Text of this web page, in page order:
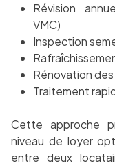
Révision
VMC)
Inspection
Rénovation
Traitement
Cette approche
niveau de loyer
entre deux